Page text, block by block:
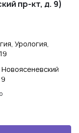
пр-кт, д. 9)
Урология,